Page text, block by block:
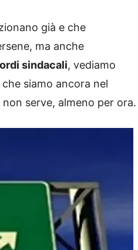
già e che
ma anche
sindacali, vediamo
siamo ancora nel
serve, almeno per ora.